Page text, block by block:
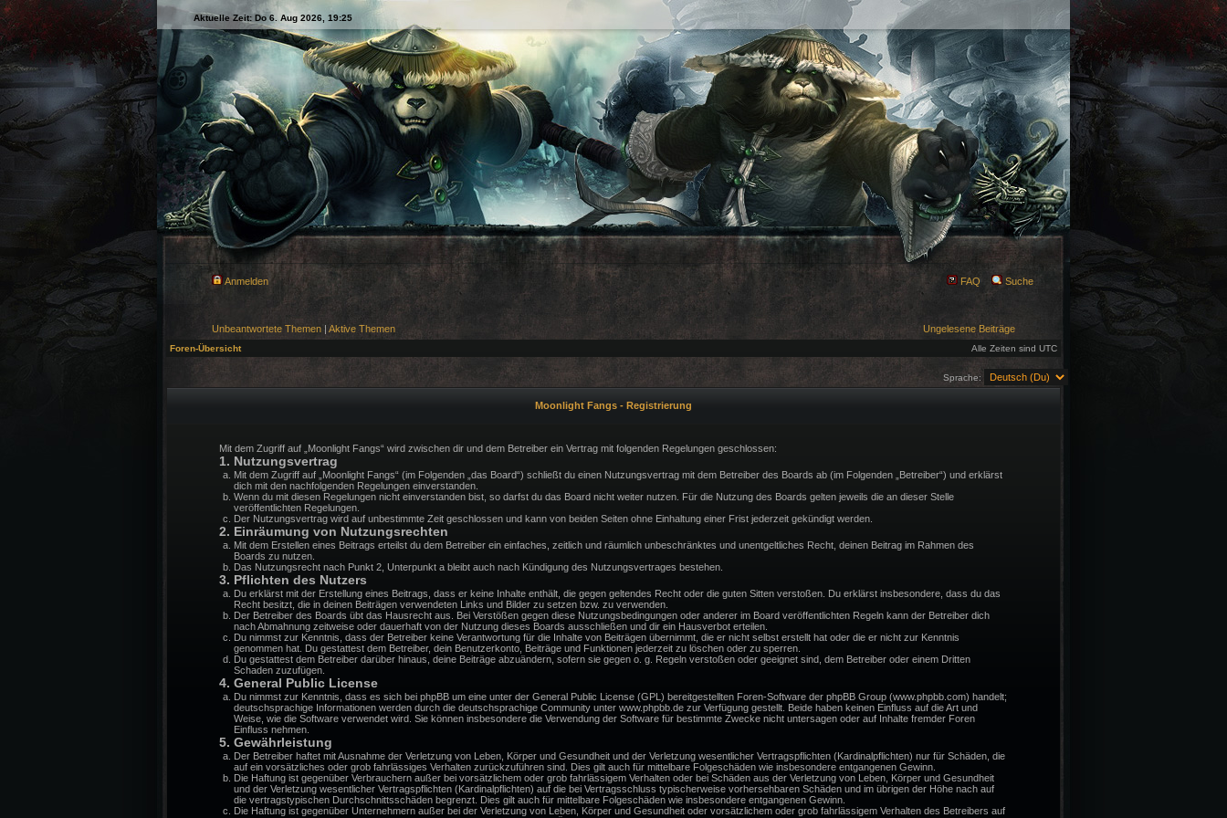
Aktuelle Zeit: Do 6. Aug 2026, 19:25
Anmelden FAQ Suche
Unbeantwortete Themen | Aktive Themen Ungelesene Beiträge
Foren-Übersicht Alle Zeiten sind UTC
Sprache:
Moonlight Fangs - Registrierung
Mit dem Zugriff auf „Moonlight Fangs“ wird zwischen dir und dem Betreiber ein Vertrag mit folgenden Regelungen geschlossen:
1. Nutzungsvertrag
Mit dem Zugriff auf „Moonlight Fangs“ (im Folgenden „das Board“) schließt du einen Nutzungsvertrag mit dem Betreiber des Boards ab (im Folgenden „Betreiber“) und erklärst
dich mit den nachfolgenden Regelungen einverstanden.
Wenn du mit diesen Regelungen nicht einverstanden bist, so darfst du das Board nicht weiter nutzen. Für die Nutzung des Boards gelten jeweils die an dieser Stelle
veröffentlichten Regelungen.
Der Nutzungsvertrag wird auf unbestimmte Zeit geschlossen und kann von beiden Seiten ohne Einhaltung einer Frist jederzeit gekündigt werden.
2. Einräumung von Nutzungsrechten
Mit dem Erstellen eines Beitrags erteilst du dem Betreiber ein einfaches, zeitlich und räumlich unbeschränktes und unentgeltliches Recht, deinen Beitrag im Rahmen des
Boards zu nutzen.
Das Nutzungsrecht nach Punkt 2, Unterpunkt a bleibt auch nach Kündigung des Nutzungsvertrages bestehen.
3. Pflichten des Nutzers
Du erklärst mit der Erstellung eines Beitrags, dass er keine Inhalte enthält, die gegen geltendes Recht oder die guten Sitten verstoßen. Du erklärst insbesondere, dass du das
Recht besitzt, die in deinen Beiträgen verwendeten Links und Bilder zu setzen bzw. zu verwenden.
Der Betreiber des Boards übt das Hausrecht aus. Bei Verstößen gegen diese Nutzungsbedingungen oder anderer im Board veröffentlichten Regeln kann der Betreiber dich
nach Abmahnung zeitweise oder dauerhaft von der Nutzung dieses Boards ausschließen und dir ein Hausverbot erteilen.
Du nimmst zur Kenntnis, dass der Betreiber keine Verantwortung für die Inhalte von Beiträgen übernimmt, die er nicht selbst erstellt hat oder die er nicht zur Kenntnis
genommen hat. Du gestattest dem Betreiber, dein Benutzerkonto, Beiträge und Funktionen jederzeit zu löschen oder zu sperren.
Du gestattest dem Betreiber darüber hinaus, deine Beiträge abzuändern, sofern sie gegen o. g. Regeln verstoßen oder geeignet sind, dem Betreiber oder einem Dritten
Schaden zuzufügen.
4. General Public License
Du nimmst zur Kenntnis, dass es sich bei phpBB um eine unter der General Public License (GPL) bereitgestellten Foren-Software der phpBB Group (www.phpbb.com) handelt;
deutschsprachige Informationen werden durch die deutschsprachige Community unter www.phpbb.de zur Verfügung gestellt. Beide haben keinen Einfluss auf die Art und
Weise, wie die Software verwendet wird. Sie können insbesondere die Verwendung der Software für bestimmte Zwecke nicht untersagen oder auf Inhalte fremder Foren
Einfluss nehmen.
5. Gewährleistung
Der Betreiber haftet mit Ausnahme der Verletzung von Leben, Körper und Gesundheit und der Verletzung wesentlicher Vertragspflichten (Kardinalpflichten) nur für Schäden, die
auf ein vorsätzliches oder grob fahrlässiges Verhalten zurückzuführen sind. Dies gilt auch für mittelbare Folgeschäden wie insbesondere entgangenen Gewinn.
Die Haftung ist gegenüber Verbrauchern außer bei vorsätzlichem oder grob fahrlässigem Verhalten oder bei Schäden aus der Verletzung von Leben, Körper und Gesundheit
und der Verletzung wesentlicher Vertragspflichten (Kardinalpflichten) auf die bei Vertragsschluss typischerweise vorhersehbaren Schäden und im übrigen der Höhe nach auf
die vertragstypischen Durchschnittsschäden begrenzt. Dies gilt auch für mittelbare Folgeschäden wie insbesondere entgangenen Gewinn.
Die Haftung ist gegenüber Unternehmern außer bei der Verletzung von Leben, Körper und Gesundheit oder vorsätzlichem oder grob fahrlässigem Verhalten des Betreibers auf